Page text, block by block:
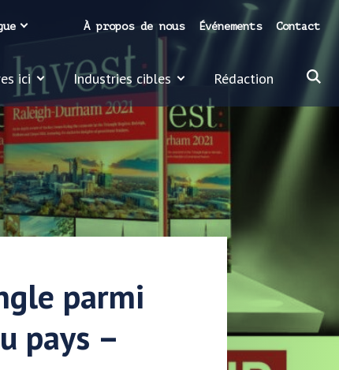
ici Industries cibles Rédaction
À propos de nous Événements Contact
parmi
pays –